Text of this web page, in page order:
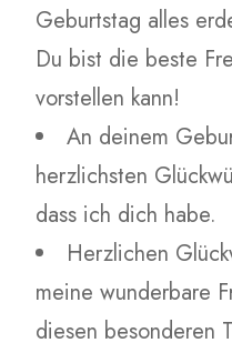
Geburtstag alles
Du bist die beste
vorstellen kann!
An deinem
herzlichsten
dass ich dich habe.
Herzlichen
meine wunderbare
diesen besonderen